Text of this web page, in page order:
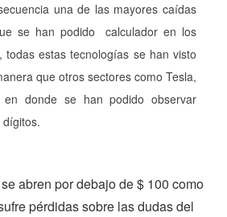
una de las mayores caídas
se han podido calculador en los
todas estas tecnologías se han visto
que otros sectores como Tesla,
en donde se han podido observar
abren por debajo de $ 100 como
pérdidas sobre las dudas del